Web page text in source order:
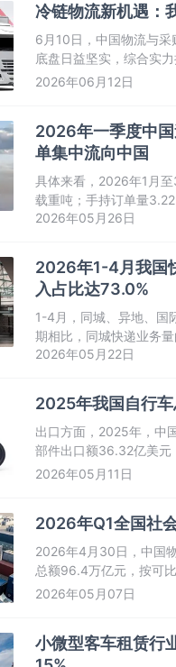
冷链物流新机遇：
6月10日，中国物流与
底盘日益坚实，综合实
行业正从单一物流服务
2026年06月12日
2026年一季度中
单集中流向中国
具体来看，2026年1月
载重吨；手持订单量
2026年05月26日
2026年1-4月我国
入占比达73.0%
1-4月，同城、异地、国
期相比，同城快递业务
台业务量的比重下降0.1
2026年05月22日
2025年我国自行
出口方面，2025年，中
部件出口额36.32亿美元
2026年05月11日
2026年Q1全国社
2026年4月30日，中国
总额96.4万亿元，按可
0.5个百分点。物流运行
2026年05月07日
小微型客车租赁行